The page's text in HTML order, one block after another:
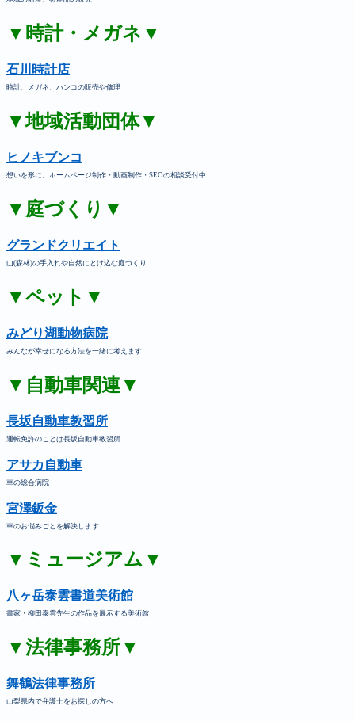
▼時計・メガネ▼
石川時計店
時計、メガネ、ハンコの販売や修理
▼地域活動団体▼
ヒノキブンコ
想いを形に。ホームページ制作・動画制作・SEOの相談受付中
▼庭づくり▼
グランドクリエイト
山(森林)の手入れや自然にとけ込む庭づくり
▼ペット▼
みどり湖動物病院
みんなが幸せになる方法を一緒に考えます
▼自動車関連▼
長坂自動車教習所
運転免許のことは長坂自動車教習所
アサカ自動車
車の総合病院
宮澤鈑金
車のお悩みごとを解決します
▼ミュージアム▼
八ヶ岳泰雲書道美術館
書家・柳田泰雲先生の作品を展示する美術館
▼法律事務所▼
舞鶴法律事務所
山梨県内で弁護士をお探しの方へ